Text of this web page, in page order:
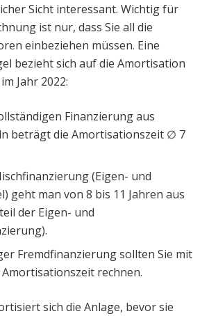
Sicht interessant. Wichtig für
ist nur, dass Sie all die
einbeziehen müssen. Eine
bezieht sich auf die Amortisation
Jahr 2022:
Finanzierung aus
beträgt die Amortisationszeit ∅ 7
(Eigen- und
geht man von 8 bis 11 Jahren aus
der Eigen- und
Fremdfinanzierung sollten Sie mit
Amortisationszeit rechnen.
sich die Anlage, bevor sie